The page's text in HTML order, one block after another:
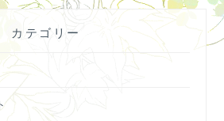
カテゴリー